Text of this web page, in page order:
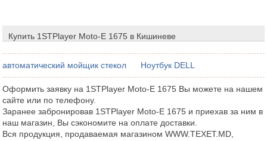
Купить 1STPlayer Moto-E 1675 в Кишиневе
автоматический мойщик стекол Ноутбук DELL
Оформить заявку на 1STPlayer Moto-E 1675 Вы можете на нашем
сайте или по телефону.
Заранее забронировав 1STPlayer Moto-E 1675 и приехав за ним в
наш магазин, Вы сэкономите на оплате доставки.
Вся продукция, продаваемая магазином WWW.TEXET.MD,